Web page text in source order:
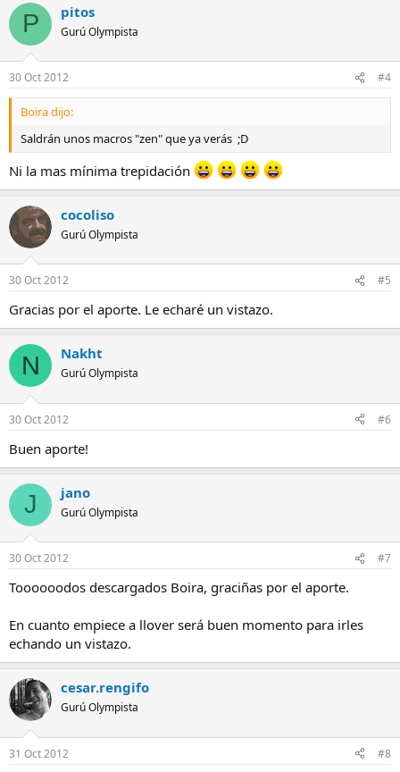
P pitos
Gurú Olympista
30 Oct 2012 #4
Boira dijo:
Saldrán unos macros "zen" que ya verás ;D
Ni la mas mínima trepidación
cocoliso
Gurú Olympista
30 Oct 2012 #5
Gracias por el aporte. Le echaré un vistazo.
N Nakht
Gurú Olympista
30 Oct 2012 #6
Buen aporte!
J jano
Gurú Olympista
30 Oct 2012 #7
Toooooodos descargados Boira, graciñas por el aporte.
En cuanto empiece a llover será buen momento para irles
echando un vistazo.
cesar.rengifo
Gurú Olympista
31 Oct 2012 #8